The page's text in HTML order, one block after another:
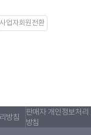
사업자회원전환
방침
판매자 개인정보처리
방침